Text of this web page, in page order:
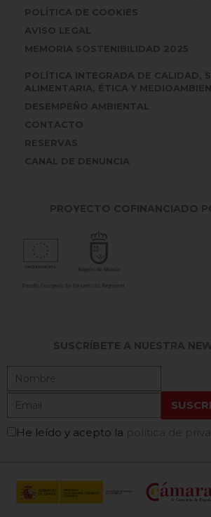
POLÍTICA DE COOKIES
AVISO LEGAL
MEMORIA SOSTENIBILIDAD 2025
POLÍTICA INTEGRADA DE CALIDAD,
ALIMENTARIA, ÉTICA Y
DESEMPEÑO AMBIENTAL
CONTACTO
RESERVAS
CANAL DE DENUNCIA
PROYECTO COFINANCIADO
SUSCRÍBETE A NUESTRA
He leído y acepto la